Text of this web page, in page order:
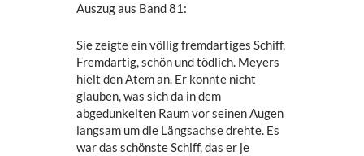
Auszug aus Band 81:
Sie zeigte ein völlig fremdartiges Schiff.
Fremdartig, schön und tödlich. Meyers
hielt den Atem an. Er konnte nicht
glauben, was sich da in dem
abgedunkelten Raum vor seinen Augen
langsam um die Längsachse drehte. Es
war das schönste Schiff, das er je